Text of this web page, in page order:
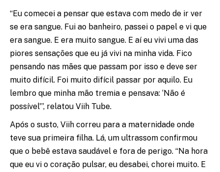
“Eu comecei a pensar que estava com medo de ir ver
se era sangue. Fui ao banheiro, passei o papel e vi que
era sangue. E era muito sangue. E aí eu vivi uma das
piores sensações que eu já vivi na minha vida. Fico
pensando nas mães que passam por isso e deve ser
muito difícil. Foi muito difícil passar por aquilo. Eu
lembro que minha mão tremia e pensava: ‘Não é
possível'”, relatou Viih Tube.
Após o susto, Viih correu para a maternidade onde
teve sua primeira filha. Lá, um ultrassom confirmou
que o bebê estava saudável e fora de perigo. “Na hora
que eu vi o coração pulsar, eu desabei, chorei muito. E